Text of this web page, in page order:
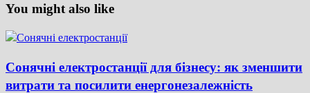
You might also like
Сонячні електростанції для бізнесу: як зменшити
витрати та посилити енергонезалежність